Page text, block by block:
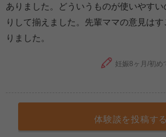
ありました。どういうものが使いやす
りして揃えました。先輩ママの意見は
りました。
妊娠8ヶ月/初め
体験談を投稿する